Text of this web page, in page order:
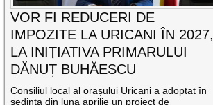
VOR FI REDUCERI DE
IMPOZITE LA URICANI ÎN 2027,
LA INIȚIATIVA PRIMARULUI
DĂNUȚ BUHĂESCU
Consiliul local al orașului Uricani a adoptat în
ședința din luna aprilie un proiect de